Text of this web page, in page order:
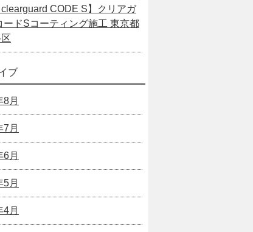
CODE S】クリアガ
ードSコーティング施工 東京都
ブ
8月
7月
6月
5月
4月